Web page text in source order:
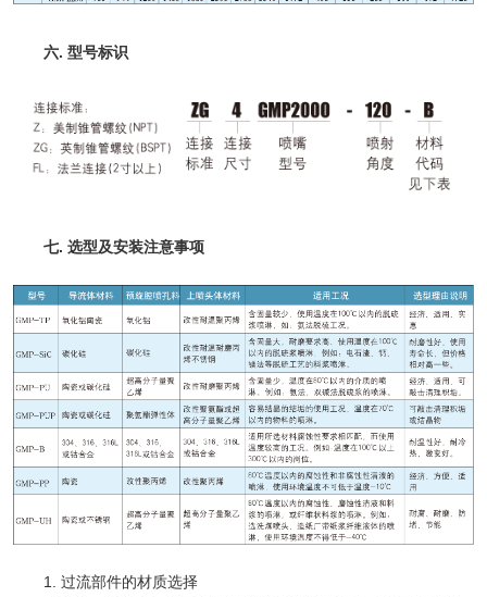
六. 型号标识
七. 选型及安装注意事项
1. 过流部件的材质选择